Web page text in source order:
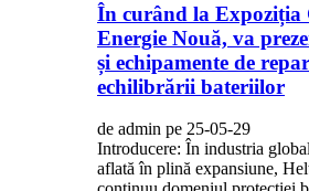
În curând la Expoziția
Energie Nouă, va
și echipamente de
echilibrării bateriilor
de admin pe 25-05-29
Introducere: În industria
aflată în plină expansiune,